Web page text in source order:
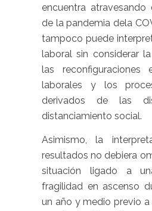
encuentra
de la pandemia dela
tampoco puede
laboral sin considerar
las reconfiguraciones
laborales y los
derivados de las
distanciamiento social.
Asimismo, la
resultados no debiera
situación ligado a
fragilidad en ascenso
un año y medio previo